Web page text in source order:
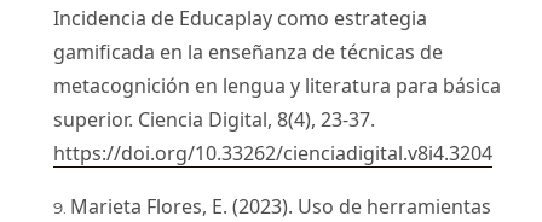
Incidencia de Educaplay como estrategia
gamificada en la enseñanza de técnicas de
metacognición en lengua y literatura para básica
superior. Ciencia Digital, 8(4), 23-37.
https://doi.org/10.33262/cienciadigital.v8i4.3204
Marieta Flores, E. (2023). Uso de herramientas